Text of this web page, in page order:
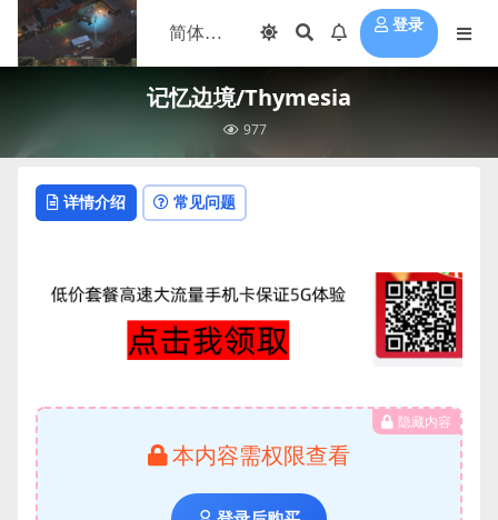
登录
记忆边境/Thymesia
977
详情介绍 常见问题
隐藏内容
本内容需权限查看